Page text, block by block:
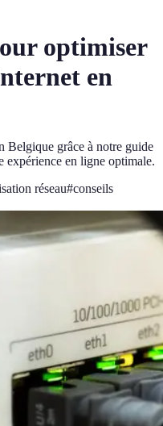
optimiser
en
Belgique grâce à notre guide
expérience en ligne optimale.
réseau#conseils